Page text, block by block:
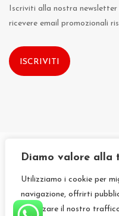
Diamo valore alla
Utilizziamo i cookie per
navigazione, offrirti
analizzare il nostro
Iscriviti alla nostra
ricevere email promozionali
ISCRIVITI
Copyright © 2021 LO
Prolungamento di Viale